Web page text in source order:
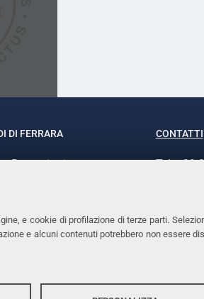
e cookie di profilazione di terze parti.
e alcuni contenuti potrebbero non essere
DI FERRARA
Ramaciotti
CONTATTI
Tel. +39